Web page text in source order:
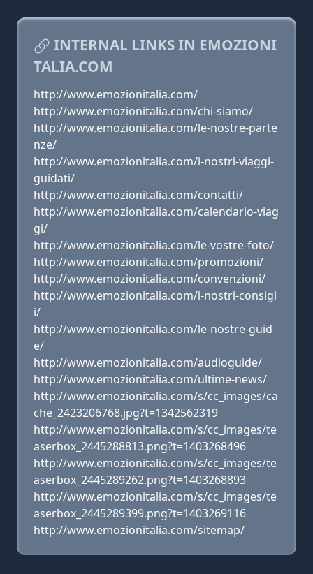
INTERNAL LINKS IN EMOZIONI
TALIA.COM
http://www.emozionitalia.com/
http://www.emozionitalia.com/chi-siamo/
http://www.emozionitalia.com/le-nostre-parte
nze/
http://www.emozionitalia.com/i-nostri-viaggi-
guidati/
http://www.emozionitalia.com/contatti/
http://www.emozionitalia.com/calendario-viag
gi/
http://www.emozionitalia.com/le-vostre-foto/
http://www.emozionitalia.com/promozioni/
http://www.emozionitalia.com/convenzioni/
http://www.emozionitalia.com/i-nostri-consigl
i/
http://www.emozionitalia.com/le-nostre-guid
e/
http://www.emozionitalia.com/audioguide/
http://www.emozionitalia.com/ultime-news/
http://www.emozionitalia.com/s/cc_images/ca
che_2423206768.jpg?t=1342562319
http://www.emozionitalia.com/s/cc_images/te
aserbox_2445288813.png?t=1403268496
http://www.emozionitalia.com/s/cc_images/te
aserbox_2445289262.png?t=1403268893
http://www.emozionitalia.com/s/cc_images/te
aserbox_2445289399.png?t=1403269116
http://www.emozionitalia.com/sitemap/